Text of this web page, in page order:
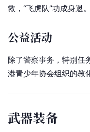
救，“飞虎队”功成身退
公益活动
除了警察事务，特别任
港青少年协会组织的教
武器装备